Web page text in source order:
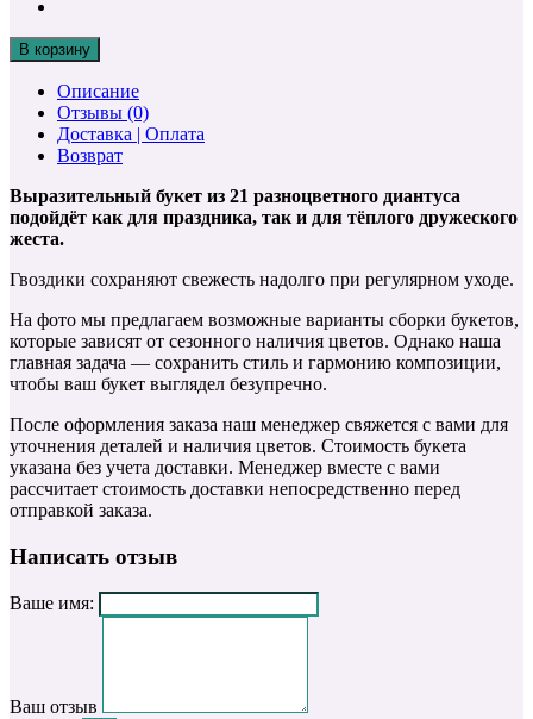
В корзину
Описание
Отзывы (0)
Доставка | Оплата
Возврат
Выразительный букет из 21 разноцветного диантуса
подойдёт как для праздника, так и для тёплого дружеского
жеста.
Гвоздики сохраняют свежесть надолго при регулярном уходе.
На фото мы предлагаем возможные варианты сборки букетов,
которые зависят от сезонного наличия цветов. Однако наша
главная задача — сохранить стиль и гармонию композиции,
чтобы ваш букет выглядел безупречно.
После оформления заказа наш менеджер свяжется с вами для
уточнения деталей и наличия цветов. Стоимость букета
указана без учета доставки. Менеджер вместе с вами
рассчитает стоимость доставки непосредственно перед
отправкой заказа.
Написать отзыв
Ваше имя:
Ваш отзыв